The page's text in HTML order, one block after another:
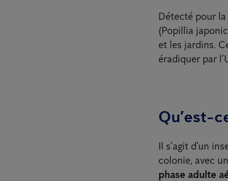
Détecté pour
(Popillia
et les jardins.
éradiquer par
Qu’est-
Il s’agit d’un
colonie, avec
phase adulte